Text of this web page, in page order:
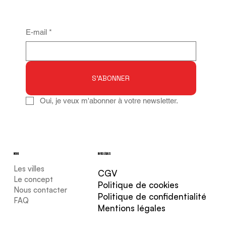
E-mail *
S'ABONNER
Oui, je veux m'abonner à votre newsletter.
Les villes
Le concept
Nous contacter
FAQ
MENU INFOS LÉGALES
CGV
Politique de cookies
Politique de confidentialité
Mentions légales